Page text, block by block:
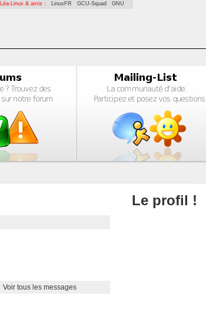
Léa-Linux & amis : LinuxFR GCU-Squad GNU
Le profil !
Voir tous les messages